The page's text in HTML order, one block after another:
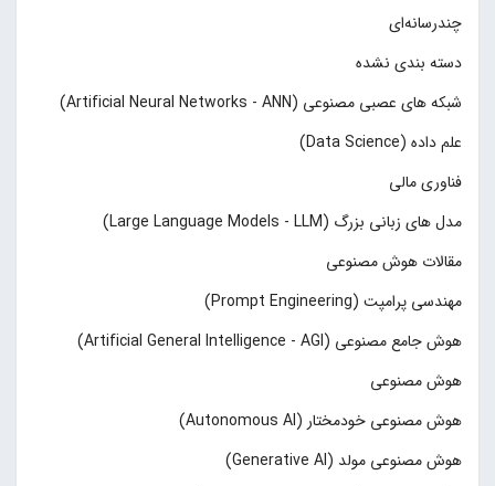
چند‌‌رسانه‌ای
دسته بندی نشده
شبکه های عصبی مصنوعی (Artificial Neural Networks - ANN)
علم داده (Data Science)
فناوری مالی
مدل های زبانی بزرگ (Large Language Models - LLM)
مقالات هوش مصنوعی
مهندسی پرامپت (Prompt Engineering)
هوش جامع مصنوعی (Artificial General Intelligence - AGI)
هوش مصنوعی
هوش مصنوعی خودمختار (Autonomous AI)
هوش مصنوعی مولد (Generative AI)